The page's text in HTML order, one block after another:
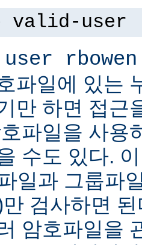
valid-user
rbowen
파일에 있는
만 하면 접근
파일을 사용
수도 있다.
일과 그룹파
검사하면
암호파일을